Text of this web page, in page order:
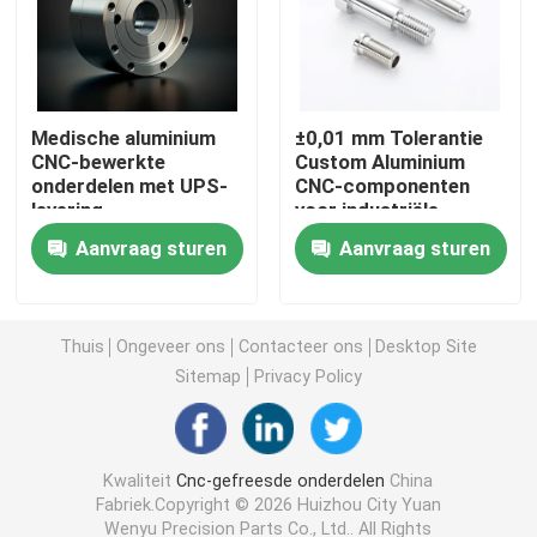
CNC Draaiende Malendelen
CNC Roestvrij staaldelen
CNC Messingsdelen
Lasersnijdende onderdelen
CNC het Stempelen Delen
3D-geprinte onderdelen
Medische aluminium
CNC-bewerkte
onderdelen met UPS-
levering
Aanvraag sturen
±0,01 mm Tolerantie
Custom Aluminium
CNC-componenten
voor industriële
toepassingen
Aanvraag sturen
Thuis Ongeveer ons Contacteer ons
Desktop Site
Sitemap
Privacy Policy
KwaliteitCnc-gefreesde onderdelen China
Fabriek.Copyright © 2026 Huizhou City Yuan
Wenyu Precision Parts Co., Ltd.. All Rights